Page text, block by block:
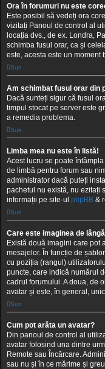
Ora în forumuri nu este
Este posibil să vedeți ora
vizitați Panoul de control al
locația dvs., de ex. Londra,
schimba fusul orar, ca și
este, acesta este un moment
Sus
Am schimbat fusul orar din
Dacă sunteți sigur că fusul
timpul stocat pe server este
a remedia problema.
Sus
Limba mea nu este în listă!
Acest lucru se poate
de limbă pentru forum sau
administrator dacă puteți
pachetul nu există, nu ezitați
informații pe site-ul phpBB &
Sus
Care este imaginea de
Există două imagini care pot
mesajelor. În funcție de
cu poziția (rangul)
puncte, care indică numărul
cadrul forumului. A doua, de
avatar și este, în general,
Sus
Cum pot arăta un avatar?
Din panoul de control al
avatar folosind una dintre
Remote sau Încărcare.
sau nu și în ce mărime și